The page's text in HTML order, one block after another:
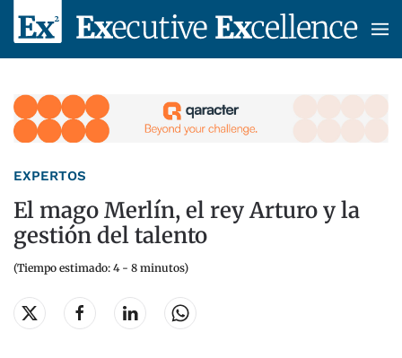
Skip to main content
EXPERTOS
El mago Merlín, el rey Arturo y la
gestión del talento
(Tiempo estimado: 4 - 8 minutos)